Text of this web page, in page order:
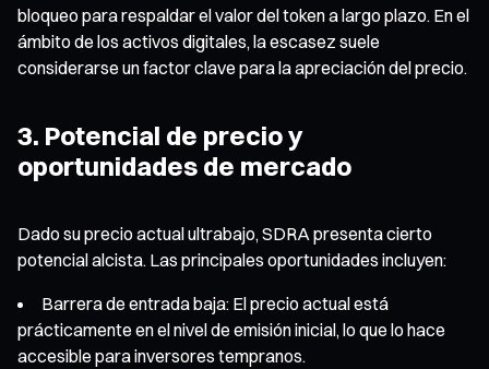
bloqueo para respaldar el valor del token a largo plazo. En el
ámbito de los activos digitales, la escasez suele
considerarse un factor clave para la apreciación del precio.
3. Potencial de precio y
oportunidades de mercado
Dado su precio actual ultrabajo, SDRA presenta cierto
potencial alcista. Las principales oportunidades incluyen:
Barrera de entrada baja: El precio actual está
prácticamente en el nivel de emisión inicial, lo que lo hace
accesible para inversores tempranos.